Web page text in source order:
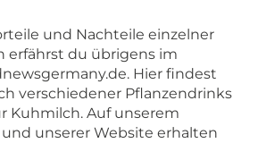
und Nachteile einzelner
erfährst du übrigens im
Hier findest
verschiedener Pflanzendrinks
Kuhmilch. Auf unserem
unserer Website erhalten